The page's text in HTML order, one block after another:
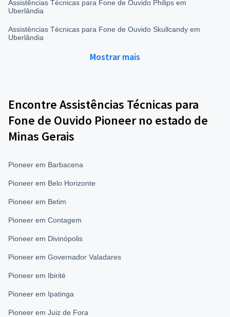
Assistências Técnicas para Fone de Ouvido Philips em
Uberlândia
Assistências Técnicas para Fone de Ouvido Skullcandy em
Uberlândia
Mostrar mais
Encontre Assistências Técnicas para
Fone de Ouvido Pioneer no estado de
Minas Gerais
Pioneer em Barbacena
Pioneer em Belo Horizonte
Pioneer em Betim
Pioneer em Contagem
Pioneer em Divinópolis
Pioneer em Governador Valadares
Pioneer em Ibirité
Pioneer em Ipatinga
Pioneer em Juiz de Fora